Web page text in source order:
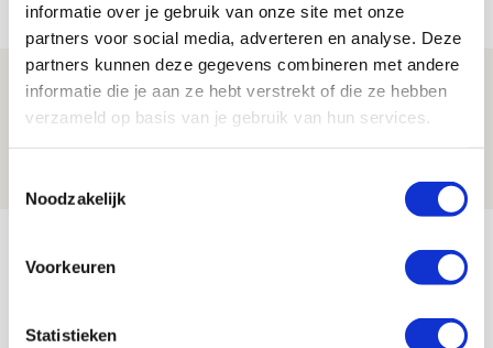
informatie over je gebruik van onze site met onze
partners voor social media, adverteren en analyse. Deze
partners kunnen deze gegevens combineren met andere
informatie die je aan ze hebt verstrekt of die ze hebben
verzameld op basis van je gebruik van hun services.
Noodzakelijk
Voorkeuren
Statistieken
Ter Stegen over uitdagingen en
leidersrol bij Ajax
05 AUGUSTUS 2026 - 20:00
aanwinsten in thuisduel met
05 AUGUSTUS 2026 - 15:35